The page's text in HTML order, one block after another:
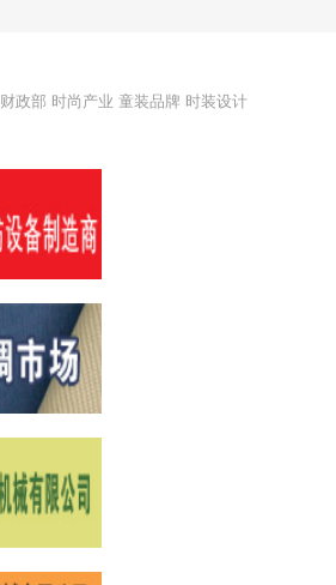
财政部 时尚产业 童装品牌 时装设计